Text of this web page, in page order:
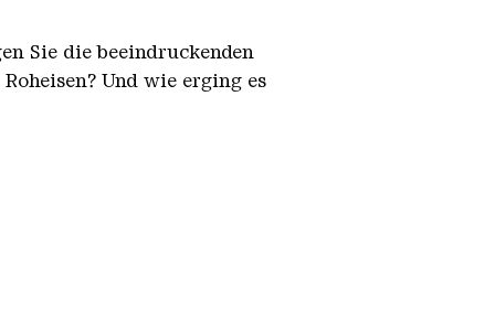
Sie die beeindruckenden
Und wie erging es